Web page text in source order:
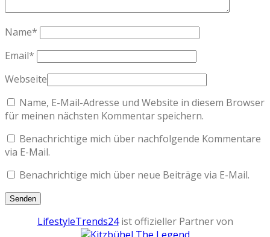
Name*
Email*
Webseite
Name, E-Mail-Adresse und Website in diesem Browser
für meinen nächsten Kommentar speichern.
Benachrichtige mich über nachfolgende Kommentare
via E-Mail.
Benachrichtige mich über neue Beiträge via E-Mail.
LifestyleTrends24ist offizieller Partner von